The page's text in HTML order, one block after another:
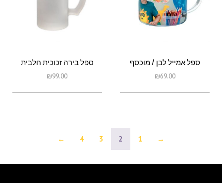
ספל אמייל לבן / מוכסף
₪69.00
ספל בירה זכוכית חלבית
₪99.00
→
1
2
3
4
←